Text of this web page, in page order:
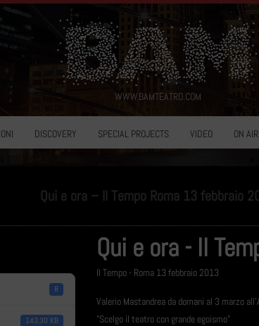
WWW.BAMTEATRO.COM
DISCOVERY SPECIAL PROJECTS VIDEO ON AIR
Qui e ora – Il Tempo Roma 13 febbraio
8
143.30 KB
Qui e ora - Il
Il Tempo - Roma 13 febbraio 2013
Valerio Mastandrea da domani al 3 marzo
"Scelgo il teatro con grande egoismo"